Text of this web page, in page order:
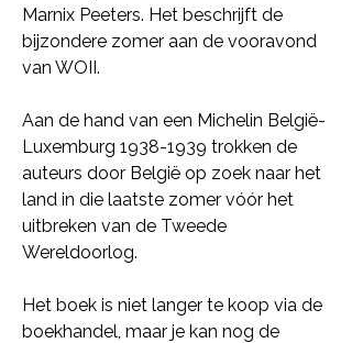
Marnix Peeters. Het beschrijft de
bijzondere zomer aan de vooravond
van WOII.
​Aan de hand van een Michelin België-
Luxemburg 1938-1939 trokken de
auteurs door België op zoek naar het
land in die laatste zomer vóór het
uitbreken van de Tweede
Wereldoorlog.
Het boek is niet langer te koop via de
boekhandel, maar je kan nog de